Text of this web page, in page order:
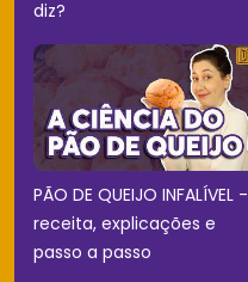
diz?
PÃO DE QUEIJO INFALÍVEL -
receita, explicações e
passo a passo